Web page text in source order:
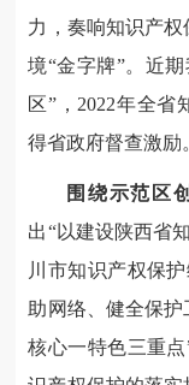
力，奏响知识产
境“金字牌”。近
区”，2022年全
得省政府督查激励
围绕示范区
出“以建设陕西省
川市知识产权保
助网络、健全保
核心一特色三重